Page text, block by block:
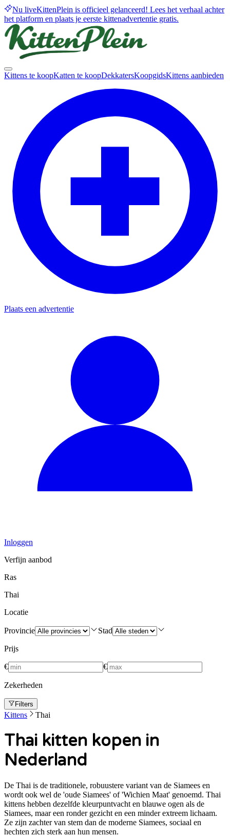
Nu liveKittenPlein is officieel gelanceerd! Lees het verhaal achter
het platform en plaats je eerste kittenadvertentie gratis.
Kittens te koopKatten te koopDekkatersKoopgidsKittens aanbieden
Plaats een advertentie
Inloggen
Verfijn aanbod
Ras
Thai
Locatie
Provincie Stad
Prijs
€ €
Zekerheden
Filters
Kittens Thai
Thai kitten kopen in
Nederland
De Thai is de traditionele, robuustere variant van de Siamees en
wordt ook wel de 'oude Siamees' of 'Wichien Maat' genoemd. Thai
kittens hebben dezelfde kleurpuntvacht en blauwe ogen als de
Siamees, maar een ronder gezicht en een minder extreem lichaam.
Ze zijn zachter van stem dan de moderne Siamees, sociaal en
hechten zich sterk aan hun mensen.